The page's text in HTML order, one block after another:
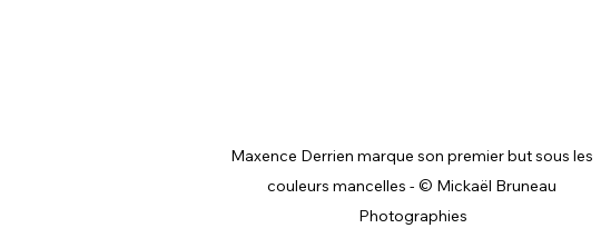
Maxence Derrien marque son premier but sous les
couleurs mancelles - © Mickaël Bruneau
Photographies